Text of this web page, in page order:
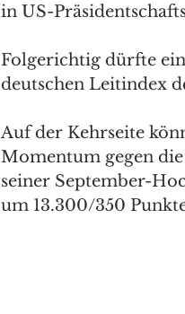
in US-
Folgerichtig dürfte
deutschen Leitindex
Auf der Kehrseite
Momentum gegen
seiner September-
um 13.300/350